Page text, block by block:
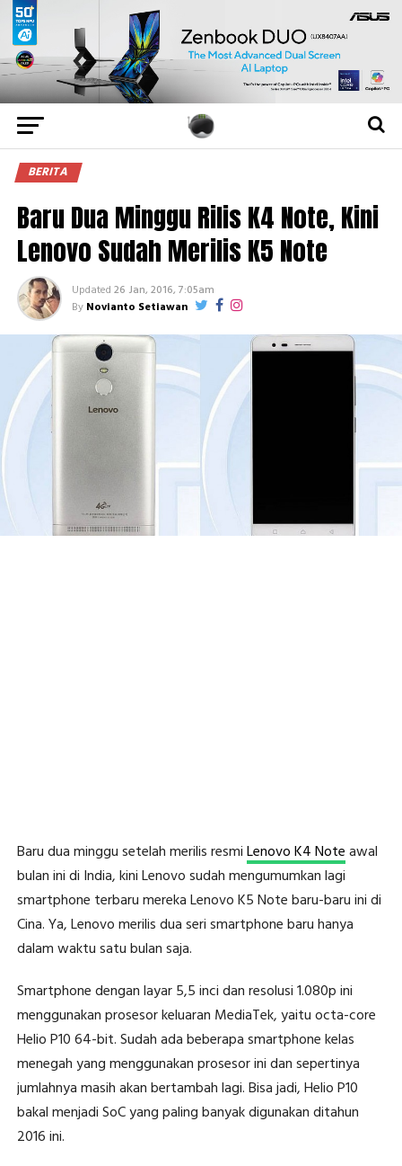
BERITA
Baru Dua Minggu Rilis K4 Note, Kini
Lenovo Sudah Merilis K5 Note
Updated 26 Jan, 2016, 7:05am
By Novianto Setiawan
Baru dua minggu setelah merilis resmiLenovo K4 Noteawal
bulan ini di India, kini Lenovo sudah mengumumkan lagi
smartphone terbaru mereka Lenovo K5 Note baru-baru ini di
Cina. Ya, Lenovo merilis dua seri smartphone baru hanya
dalam waktu satu bulan saja.
Smartphone dengan layar 5,5 inci dan resolusi 1.080p ini
menggunakan prosesor keluaran MediaTek, yaitu octa-core
Helio P10 64-bit. Sudah ada beberapa smartphone kelas
menegah yang menggunakan prosesor ini dan sepertinya
jumlahnya masih akan bertambah lagi. Bisa jadi, Helio P10
bakal menjadi SoC yang paling banyak digunakan ditahun
2016 ini.